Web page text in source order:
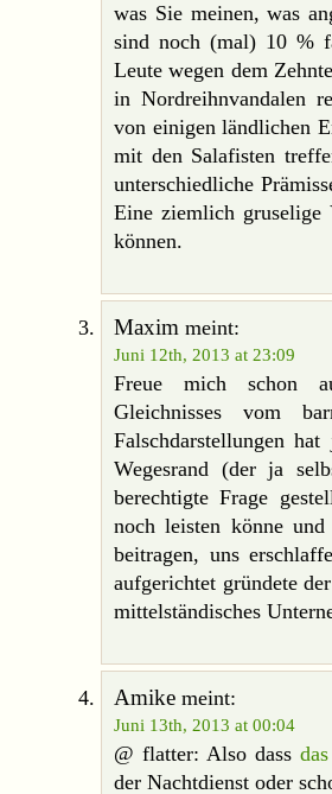
was Sie meinen, was
sind noch (mal) 10 %
Leute wegen dem
in Nordreihnvandalen
von einigen ländlichen
mit den Salafisten
unterschiedliche
Eine ziemlich gruselige
können.
Maxim meint:
Juni 12th, 2013 at 23:09
Freue mich schon
Gleichnisses vom
Falschdarstellungen
Wegesrand (der ja
berechtigte Frage
noch leisten könne
beitragen, uns
aufgerichtet gründete
mittelständisches
Amike meint:
Juni 13th, 2013 at 00:04
@ flatter: Also dass
der Nachtdienst oder